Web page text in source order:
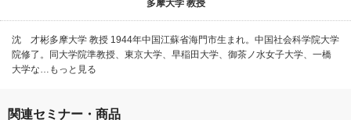
多摩大学 教授
沈 才彬多摩大学 教授 1944年中国江蘇省海門市生まれ。中国社会科学院大学
院修了。同大学院準教授、東京大学、早稲田大学、御茶ノ水女子大学、一橋
大学な…もっと見る
関連セミナー・商品